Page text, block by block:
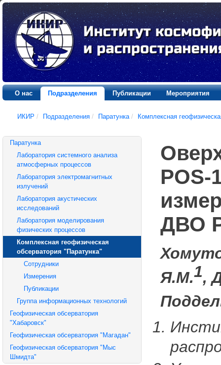
О нас Подразделения Публикации Мероприятия
ИКИР / Подразделения / Паратунка / Комплексная
Паратунка
Лаборатория системного анализа
атмосферных процессов
Лаборатория электромагнитных
излучений
Лаборатория акустических
исследований
Лаборатория моделирования
физических процессов
Комплексная геофизическая
обсерватория "Паратунка"
Сотрудники
Измерения
Публикации
Группа информационных технологий
Геофизическая обсерватория
"Хабаровск"
Геофизическая обсерватория "Магадан"
Геофизическая обсерватория "Мыс
Шмидта"
POS-
ДВО
Я.М.1,